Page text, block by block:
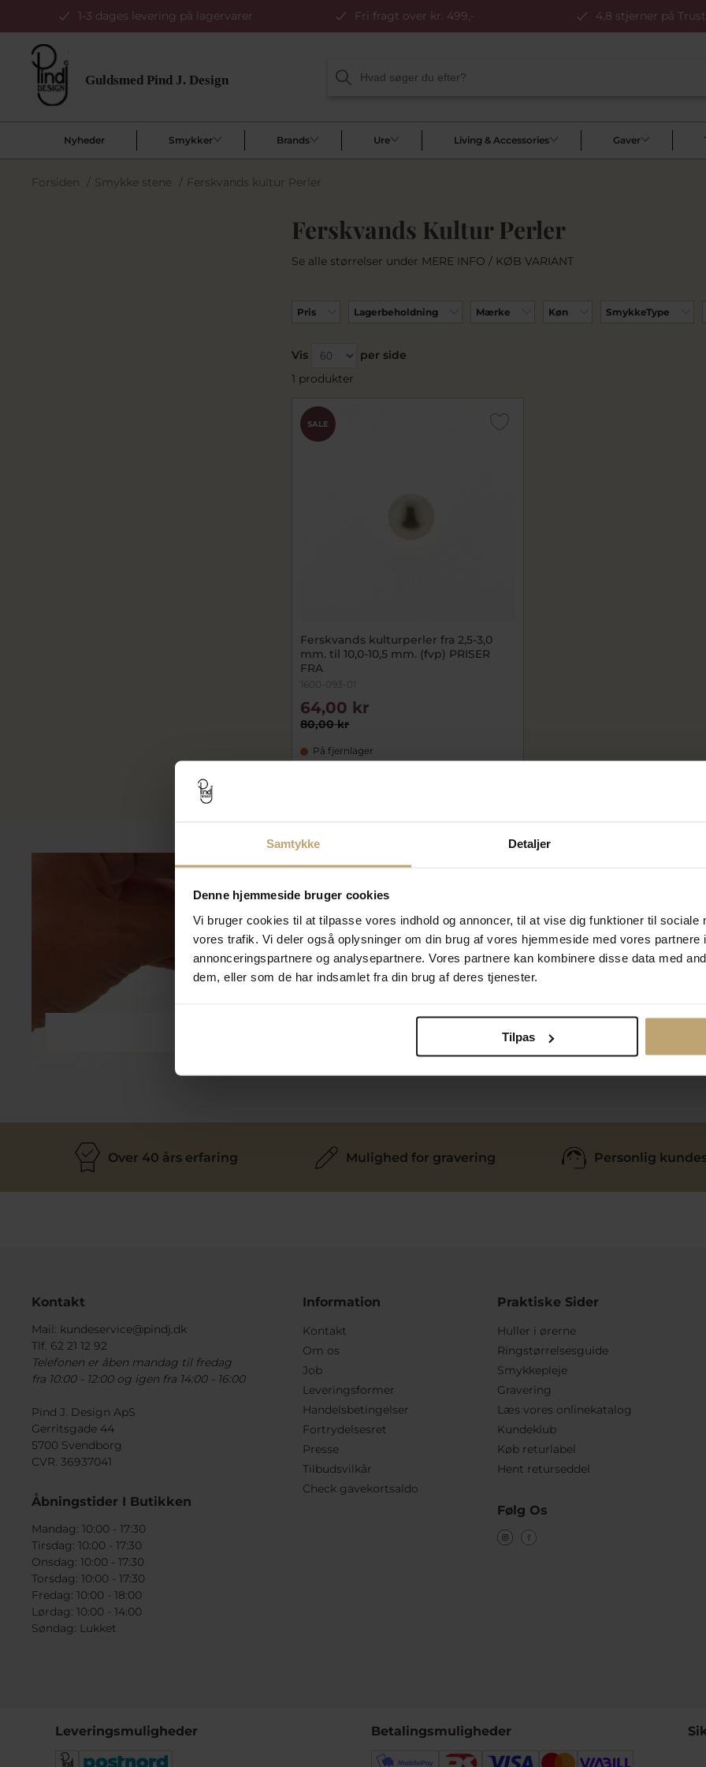
Samtykke Detaljer
Denne hjemmeside bruger cookies
Vi bruger cookies til at tilpasse vores indhold og annoncer, til at vise dig funktioner til sociale
vores trafik. Vi deler også oplysninger om din brug af vores hjemmeside med vores partnere
annonceringspartnere og analysepartnere. Vores partnere kan kombinere disse data med
dem, eller som de har indsamlet fra din brug af deres tjenester.
Tilpas
1-3 dages levering på lagervarer Fri fragt over kr. 499,- 4,8 stjerner på
Nyheder Smykker Brands Ure Living & Accessories Gaver
Forsiden / Smykke stene / Ferskvands kultur Perler
Ferskvands Kultur Perler
Se alle størrelser under MERE INFO / KØB VARIANT
Pris Lagerbeholdning Mærke Køn SmykkeType
Vis
per side
1 produkter
SALE
Ferskvands kulturperler fra 2,5-3,0
mm. til 10,0-10,5 mm. (fvp) PRISER
FRA
1600-093-01
80,00 kr
64,00 kr
På fjernlager
Måske er det her relevant for dig?
Over 40 års erfaring Mulighed for gravering Personlig
Kontakt
Mail: kundeservice@pindj.dk
Tlf. 62 21 12 92
Telefonen er åben mandag til fredag
fra 10:00 - 12:00 og igen fra 14:00 - 16:00
Pind J. Design ApS
Gerritsgade 44
5700 Svendborg
CVR. 36937041
Åbningstider I Butikken
Mandag: 10:00 - 17:30
Tirsdag: 10:00 - 17:30
Onsdag: 10:00 - 17:30
Torsdag: 10:00 - 17:30
Fredag: 10:00 - 18:00
Lørdag: 10:00 - 14:00
Søndag: Lukket
Information
Kontakt
Om os
Job
Leveringsformer
Handelsbetingelser
Fortrydelsesret
Presse
Tilbudsvilkår
Check gavekortsaldo
Praktiske Sider
Huller i ørerne
Ringstørrelsesguide
Smykkepleje
Gravering
Læs vores onlinekatalog
Kundeklub
Køb returlabel
Hent returseddel
Følg Os
Leveringsmuligheder Betalingsmuligheder